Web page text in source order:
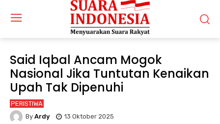
Said Iqbal Ancam Mogok
Nasional Jika Tuntutan Kenaikan
Upah Tak Dipenuhi
PERISTIWA
By Ardy 13 Oktober 2025